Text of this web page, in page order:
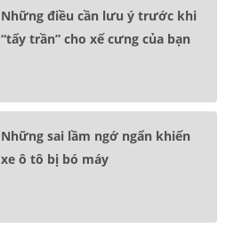
Những điều cần lưu ý trước khi
“tẩy trần” cho xế cưng của bạn
Những sai lầm ngớ ngẩn khiến
xe ô tô bị bó máy